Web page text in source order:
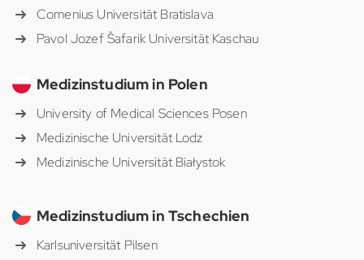
Comenius Universität Bratislava
Pavol Jozef Šafarik Universität Kaschau
Medizinstudium in Polen
University of Medical Sciences Posen
Medizinische Universität Lodz
Medizinische Universität Białystok
Medizinstudium in Tschechien
Karlsuniversität Pilsen